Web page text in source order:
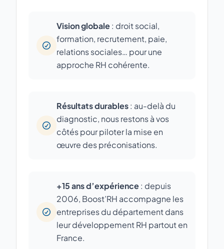
Vision globale: droit social,
formation, recrutement, paie,
relations sociales… pour une
approche RH cohérente.
Résultats durables: au-delà du
diagnostic, nous restons à vos
côtés pour piloter la mise en
œuvre des préconisations.
+15 ans d’expérience: depuis
2006, Boost’RH accompagne les
entreprises du département dans
leur développement RH partout en
France.